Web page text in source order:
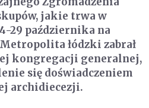
jakie trwa w
29 października na
łódzki zabrał
kongregacji generalnej,
się doświadczeniem
archidiecezji.